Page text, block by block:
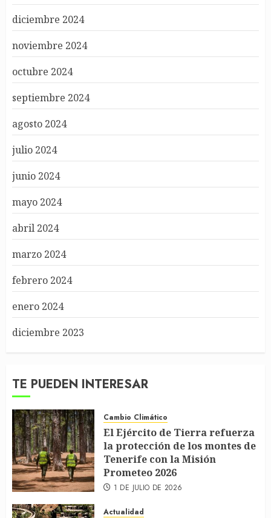
diciembre 2024
noviembre 2024
octubre 2024
septiembre 2024
agosto 2024
julio 2024
junio 2024
mayo 2024
abril 2024
marzo 2024
febrero 2024
enero 2024
diciembre 2023
TE PUEDEN INTERESAR
Cambio Climático
El Ejército de Tierra refuerza
la protección de los montes de
Tenerife con la Misión
Prometeo 2026
1 DE JULIO DE 2026
Actualidad